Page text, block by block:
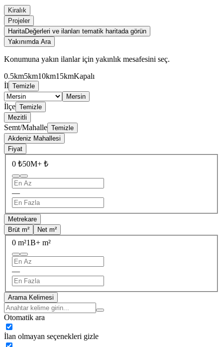
Kiralık
Projeler
HaritaDeğerleri ve ilanları tematik haritada görün
Yakınımda Ara
Konumuna yakın ilanlar için yakınlık mesafesini seç.
0.5km5km10km15kmKapalı
İl Temizle
Mersin
İlçe Temizle
Mezitli
Semt/Mahalle Temizle
Akdeniz Mahallesi
Fiyat
0 ₺50M+ ₺
—
Metrekare
Brüt m²
Net m²
0 m²1B+ m²
—
Arama Kelimesi
Otomatik ara
İlan olmayan seçenekleri gizle